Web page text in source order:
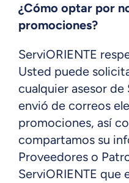
¿Cómo optar por
promociones?
ServiORIENTE
Usted puede
cualquier asesor de
envió de correos
promociones, así
compartamos su
Proveedores o
ServiORIENTE que